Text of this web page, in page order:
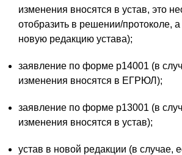
изменения вносятся в устав, это
отобразить в решении/протоколе, а
новую редакцию устава);
заявление по форме р14001 (в
изменения вносятся в ЕГРЮЛ);
заявление по форме р13001 (в
изменения вносятся в устав);
устав в новой редакции (в случае,